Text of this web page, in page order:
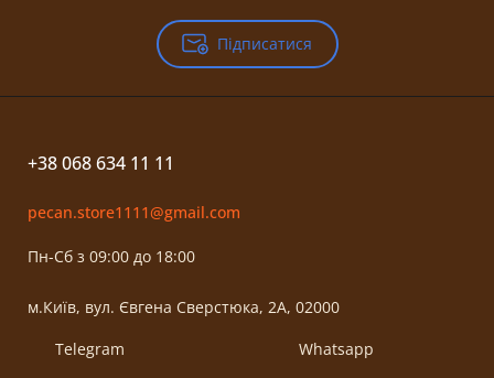
Підписатися
+38 068 634 11 11
pecan.store1111@gmail.com
Пн-Сб з 09:00 до 18:00
м.Київ, вул. Євгена Сверстюка, 2А, 02000
Telegram Whatsapp